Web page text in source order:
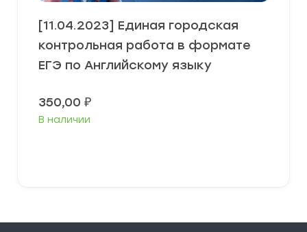
[11.04.2023] Единая городская
контрольная работа в формате
ЕГЭ по Английскому языку
350,00 ₽
В наличии